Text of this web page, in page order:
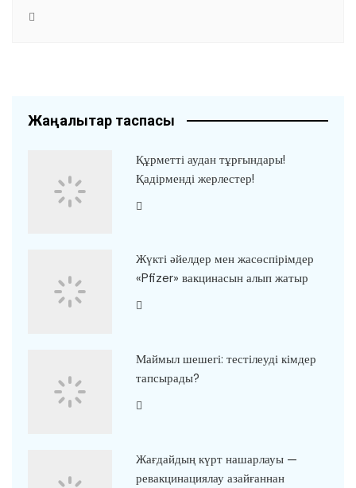
Жаңалықтар таспасы
Құрметті аудан тұрғындары!
Қадірменді жерлестер!
Жүкті әйелдер мен жасөспірімдер
«Pfizer» вакцинасын алып жатыр
Маймыл шешегі: тестілеуді кімдер
тапсырады?
Жағдайдың күрт нашарлауы —
ревакцинациялау азайғаннан